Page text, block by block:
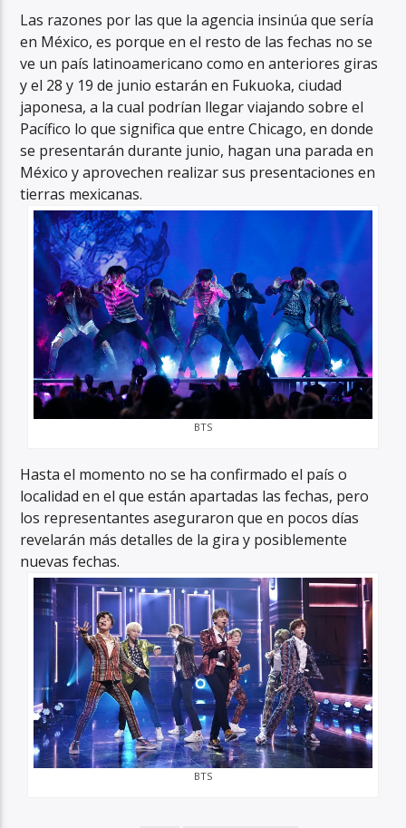
Las razones por las que la agencia insinúa que sería
en México, es porque en el resto de las fechas no se
ve un país latinoamericano como en anteriores giras
y el 28 y 19 de junio estarán en Fukuoka, ciudad
japonesa, a la cual podrían llegar viajando sobre el
Pacífico lo que significa que entre Chicago, en donde
se presentarán durante junio, hagan una parada en
México y aprovechen realizar sus presentaciones en
tierras mexicanas.
BTS
Hasta el momento no se ha confirmado el país o
localidad en el que están apartadas las fechas, pero
los representantes aseguraron que en pocos días
revelarán más detalles de la gira y posiblemente
nuevas fechas.
BTS